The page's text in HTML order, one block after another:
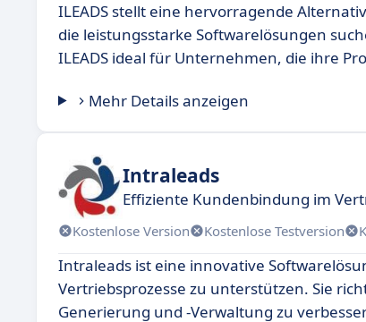
ILEADS stellt eine hervorragende
die leistungsstarke Softwarelösungen
ILEADS ideal für Unternehmen, die ihre
Mehr Details anzeigen
Intraleads
Effiziente Kundenbindung im
Kostenlose Version Kostenlose Testversion
Intraleads ist eine innovative
Vertriebsprozesse zu unterstützen. Sie
Generierung und -Verwaltung zu